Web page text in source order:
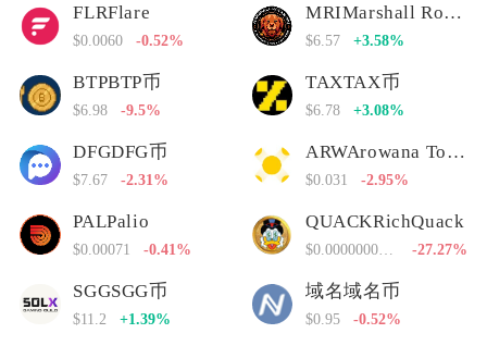
FLRFlare
$0.0060 -0.52%
MRIMarshall Rogan Inu
$6.57 +3.58%
BTPBTP币
$6.98 -9.5%
TAXTAX币
$6.78 +3.08%
DFGDFG币
$7.67 -2.31%
ARWArowana Token
$0.031 -2.95%
PALPalio
$0.00071 -0.41%
QUACKRichQuack
-27.27%
SGGSGG币
$11.2 +1.39%
域名域名币
$0.95 -0.52%